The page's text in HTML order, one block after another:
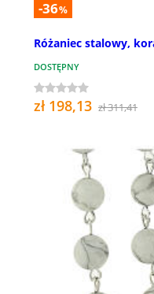
-36%
Różaniec stalowy,
DOSTĘPNY
zł 198,13 zł 311,41